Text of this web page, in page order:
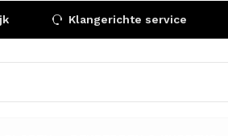
Klangerichte service